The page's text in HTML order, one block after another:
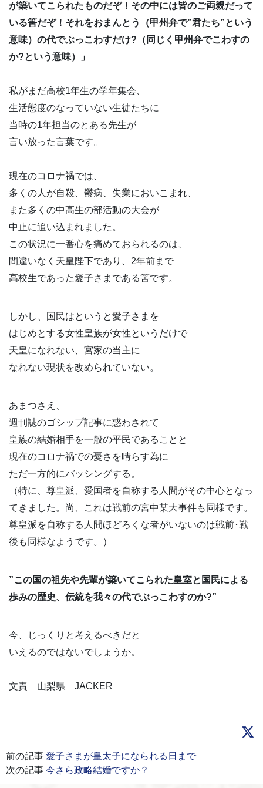
が築いてこられたものだぞ！その中には皆のご両親だって
いる筈だぞ！それをおまんとう（甲州弁で”君たち”という
意味）の代でぶっこわすだけ?（同じく甲州弁でこわすの
か?という意味）」
私がまだ高校1年生の学年集会、
生活態度のなっていない生徒たちに
当時の1年担当のとある先生が
言い放った言葉です。
現在のコロナ禍では、
多くの人が自殺、鬱病、失業においこまれ、
また多くの中高生の部活動の大会が
中止に追い込まれました。
この状況に一番心を痛めておられるのは、
間違いなく天皇陛下であり、2年前まで
高校生であった愛子さまである筈です。
しかし、国民はというと愛子さまを
はじめとする女性皇族が女性というだけで
天皇になれない、宮家の当主に
なれない現状を改められていない。
あまつさえ、
週刊誌のゴシップ記事に惑わされて
皇族の結婚相手を一般の平民であることと
現在のコロナ禍での憂さを晴らす為に
ただ一方的にバッシングする。
（特に、尊皇派、愛国者を自称する人間がその中心となっ
てきました。尚、これは戦前の宮中某大事件も同様です。
尊皇派を自称する人間ほどろくな者がいないのは戦前･戦
後も同様なようです。）
”この国の祖先や先輩が築いてこられた皇室と国民による
歩みの歴史、伝統を我々の代でぶっこわすのか?”
今、じっくりと考えるべきだと
いえるのではないでしょうか。
文責 山梨県 JACKER
前の記事 愛子さまが皇太子になられる日まで
次の記事 今さら政略結婚ですか？